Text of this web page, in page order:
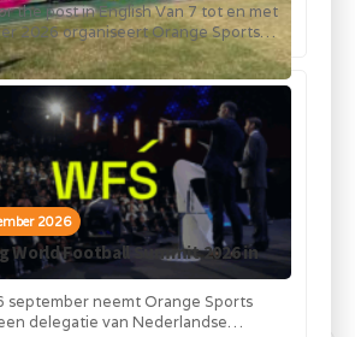
the post in English Van 7 tot en met
2026 organiseert Orange Sports
2026
World Football Summit 2026 in
september neemt Orange Sports
delegatie van Nederlandse